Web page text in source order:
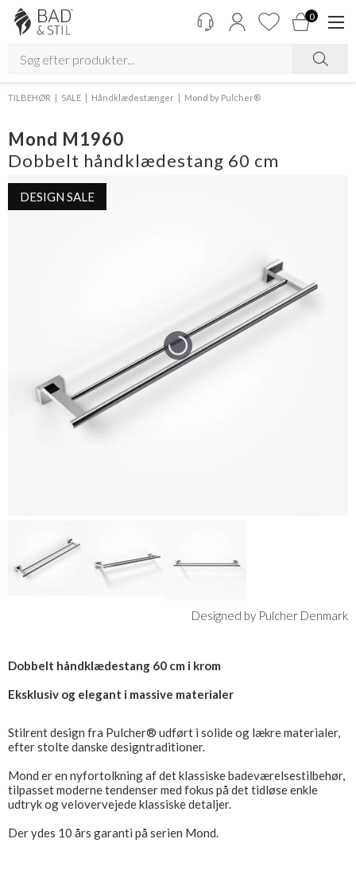
0
TILBEHØR SALE Håndklædestænger Mond by Pulcher®
Mond M1960
Dobbelt håndklædestang 60 cm
DESIGN SALE
Designed by Pulcher Denmark
Dobbelt håndklædestang 60 cm i krom
Eksklusiv og elegant i massive materialer
Stilrent design fra Pulcher® udført i solide og lækre materialer,
efter stolte danske designtraditioner.
Mond er en nyfortolkning af det klassiske badeværelsestilbehør,
tilpasset moderne tendenser med fokus på det tidløse enkle
udtryk og velovervejede klassiske detaljer.
Der ydes 10 års garanti på serien Mond.